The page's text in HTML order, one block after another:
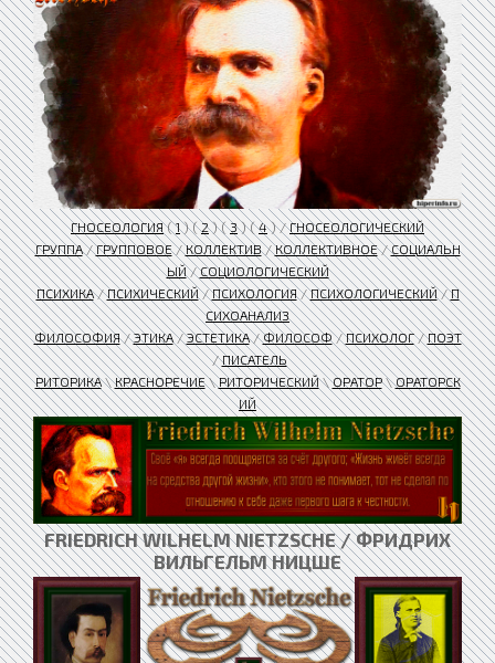
ГНОСЕОЛОГИЯ(1) (2) (3) (4) /ГНОСЕОЛОГИЧЕСКИЙ
ГРУППА/ГРУППОВОЕ/КОЛЛЕКТИВ/КОЛЛЕКТИВНОЕ/СОЦИАЛЬН
ЫЙ/СОЦИОЛОГИЧЕСКИЙ
ПСИХИКА/ПСИХИЧЕСКИЙ/ПСИХОЛОГИЯ/ПСИХОЛОГИЧЕСКИЙ/П
СИХОАНАЛИЗ
ФИЛОСОФИЯ/ЭТИКА/ЭСТЕТИКА/ФИЛОСОФ/ПСИХОЛОГ/ПОЭТ
/ПИСАТЕЛЬ
РИТОРИКА\КРАСНОРЕЧИЕ\РИТОРИЧЕСКИЙ\ОРАТОР\ОРАТОРСК
ИЙ
FRIEDRICH WILHELM NIETZSCHE / ФРИДРИХ
ВИЛЬГЕЛЬМ НИЦШЕ